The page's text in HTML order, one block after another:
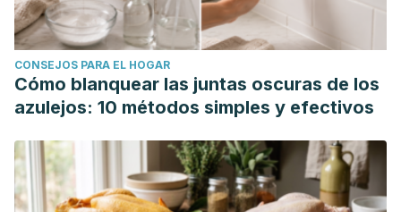
CONSEJOS PARA EL HOGAR
Cómo blanquear las juntas oscuras de los
azulejos: 10 métodos simples y efectivos